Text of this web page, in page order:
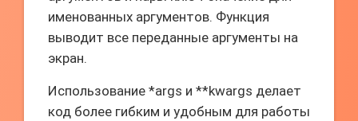
именованных аргументов. Функция
выводит все переданные аргументы на
экран.
Использование *args и **kwargs делает
код более гибким и удобным для работы